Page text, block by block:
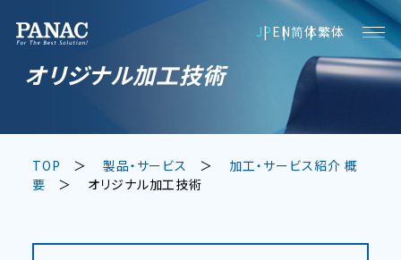
JPEN简体繁体
オリジナル加工技術
TOP 製品・サービス
加工・サービス紹介 概
要
オリジナル加工技術